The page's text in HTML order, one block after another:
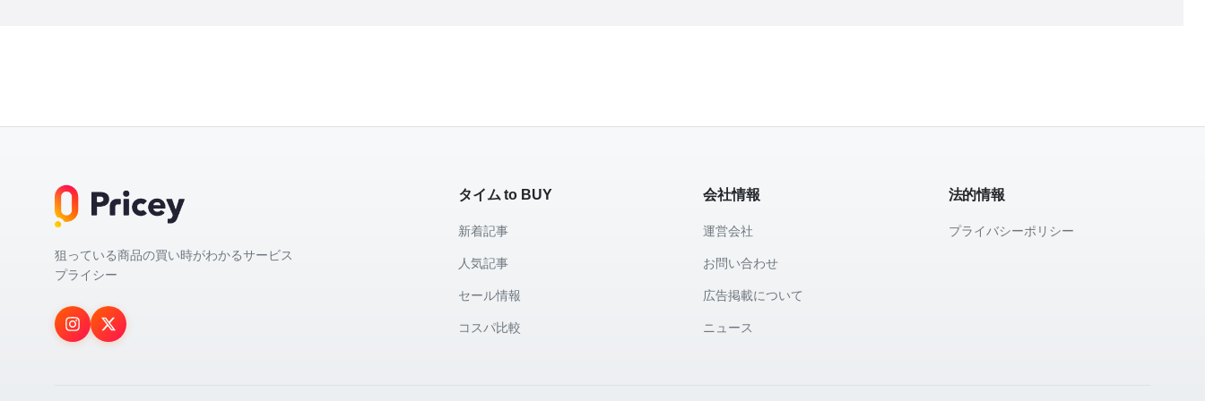
狙っている商品の買い時がわかるサービス
プライシー
タイム to BUY
新着記事
人気記事
セール情報
コスパ比較
会社情報
運営会社
お問い合わせ
広告掲載について
ニュース
法的情報
プライバシーポリシー